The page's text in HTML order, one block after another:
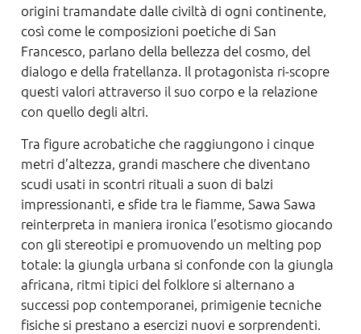
origini tramandate dalle civiltà di ogni continente,
così come le composizioni poetiche di San
Francesco, parlano della bellezza del cosmo, del
dialogo e della fratellanza. Il protagonista ri-scopre
questi valori attraverso il suo corpo e la relazione
con quello degli altri.
Tra figure acrobatiche che raggiungono i cinque
metri d’altezza, grandi maschere che diventano
scudi usati in scontri rituali a suon di balzi
impressionanti, e sfide tra le fiamme, Sawa Sawa
reinterpreta in maniera ironica l’esotismo giocando
con gli stereotipi e promuovendo un melting pop
totale: la giungla urbana si confonde con la giungla
africana, ritmi tipici del folklore si alternano a
successi pop contemporanei, primigenie tecniche
fisiche si prestano a esercizi nuovi e sorprendenti.